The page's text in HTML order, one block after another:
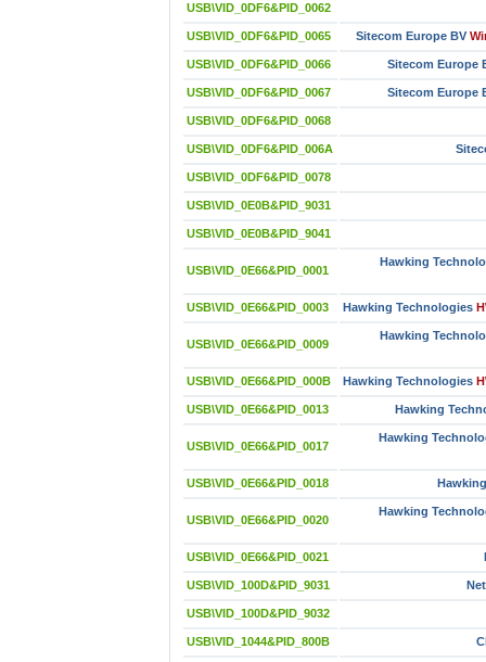
USB\VID_0DF6&PID_0062
USB\VID_0DF6&PID_0065 Sitecom Europe BV
USB\VID_0DF6&PID_0066 Sitecom Europe
USB\VID_0DF6&PID_0067 Sitecom Europe
USB\VID_0DF6&PID_0068
USB\VID_0DF6&PID_006A
USB\VID_0DF6&PID_0078
USB\VID_0E0B&PID_9031
USB\VID_0E0B&PID_9041
USB\VID_0E66&PID_0001
Hawking
USB\VID_0E66&PID_0003 Hawking Technologies
USB\VID_0E66&PID_0009
Hawking
USB\VID_0E66&PID_000B Hawking Technologies
USB\VID_0E66&PID_0013 Hawking
USB\VID_0E66&PID_0017
Hawking
USB\VID_0E66&PID_0018
USB\VID_0E66&PID_0020
Hawking
USB\VID_0E66&PID_0021
USB\VID_100D&PID_9031
USB\VID_100D&PID_9032
USB\VID_1044&PID_800B